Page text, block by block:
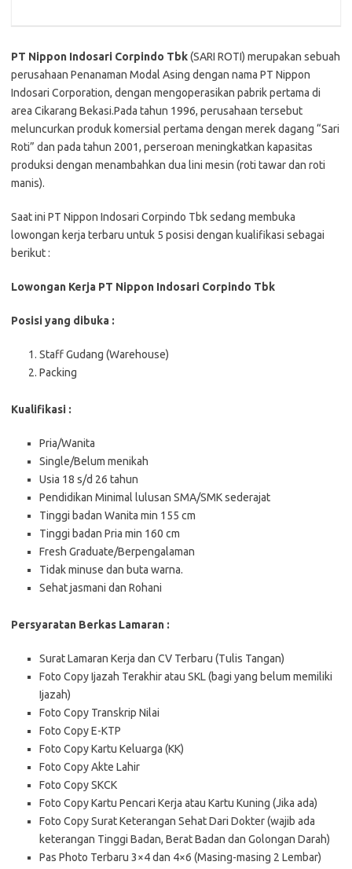
PT Nippon Indosari Corpindo Tbk(SARI ROTI) merupakan sebuah
perusahaan Penanaman Modal Asing dengan nama PT Nippon
Indosari Corporation, dengan mengoperasikan pabrik pertama di
area Cikarang Bekasi.Pada tahun 1996, perusahaan tersebut
meluncurkan produk komersial pertama dengan merek dagang “Sari
Roti” dan pada tahun 2001, perseroan meningkatkan kapasitas
produksi dengan menambahkan dua lini mesin (roti tawar dan roti
manis).
Saat ini PT Nippon Indosari Corpindo Tbk sedang membuka
lowongan kerja terbaru untuk 5 posisi dengan kualifikasi sebagai
berikut :
Lowongan Kerja PT Nippon Indosari Corpindo Tbk
Posisi yang dibuka :
Staff Gudang (Warehouse)
Packing
Kualifikasi :
Pria/Wanita
Single/Belum menikah
Usia 18 s/d 26 tahun
Pendidikan Minimal lulusan SMA/SMK sederajat
Tinggi badan Wanita min 155 cm
Tinggi badan Pria min 160 cm
Fresh Graduate/Berpengalaman
Tidak minuse dan buta warna.
Sehat jasmani dan Rohani
Persyaratan Berkas Lamaran :
Surat Lamaran Kerja dan CV Terbaru (Tulis Tangan)
Foto Copy Ijazah Terakhir atau SKL (bagi yang belum memiliki
Ijazah)
Foto Copy Transkrip Nilai
Foto Copy E-KTP
Foto Copy Kartu Keluarga (KK)
Foto Copy Akte Lahir
Foto Copy SKCK
Foto Copy Kartu Pencari Kerja atau Kartu Kuning (Jika ada)
Foto Copy Surat Keterangan Sehat Dari Dokter (wajib ada
keterangan Tinggi Badan, Berat Badan dan Golongan Darah)
Pas Photo Terbaru 3×4 dan 4×6 (Masing-masing 2 Lembar)